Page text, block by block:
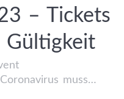
– Tickets
Gültigkeit
muss…